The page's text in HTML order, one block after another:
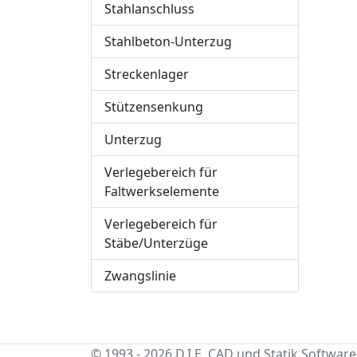
Stahlanschluss
Stahlbeton-Unterzug
Streckenlager
Stützensenkung
Unterzug
Verlegebereich für
Faltwerkselemente
Verlegebereich für
Stäbe/Unterzüge
Zwangslinie